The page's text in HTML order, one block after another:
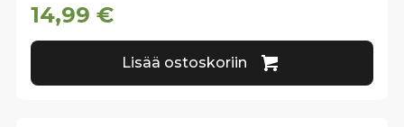
14,99€
Lisää ostoskoriin